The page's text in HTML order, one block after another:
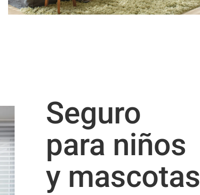
Seguro
para niños
y mascotas